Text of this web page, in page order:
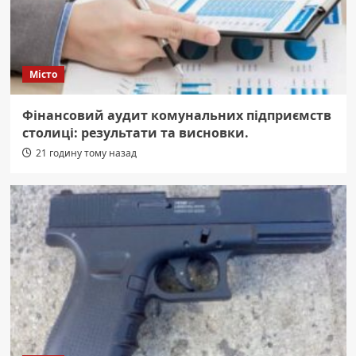
Місто
Фінансовий аудит комунальних підприємств
столиці: результати та висновки.
21 годину тому назад